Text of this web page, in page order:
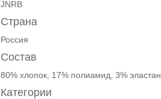
JNRB
Страна
Россия
Состав
80% хлопок, 17% полиамид, 3% эластан.
Категории